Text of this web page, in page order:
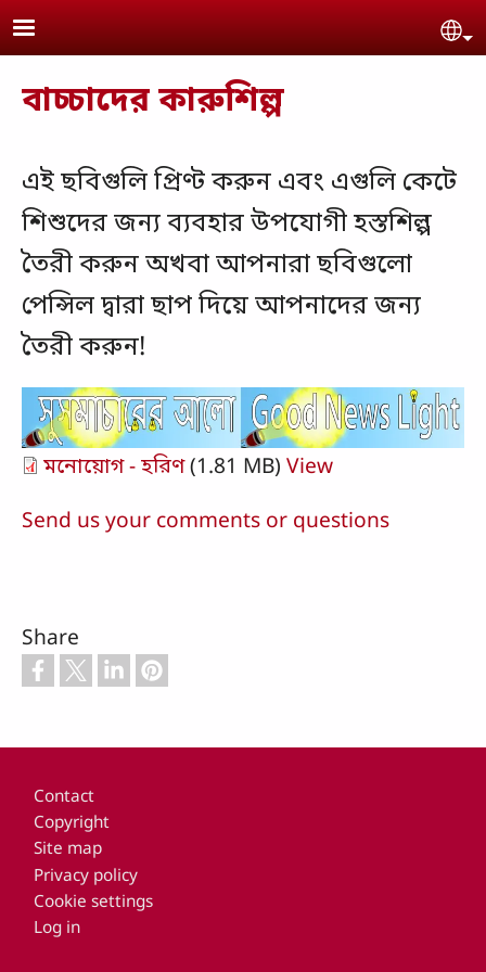
Skip to main content
বাচ্চাদের কারুশিল্প
এই ছবিগুলি প্রিণ্ট করুন এবং এগুলি কেটে
শিশুদের জন্য ব্যবহার উপযোগীহস্তশিল্প
তৈরী করুন অখবা আপনারা ছবিগুলো
পেন্সিল দ্বারা ছাপ দিয়ে আপনাদের জন্য
তৈরী করুন!
মনোয়োগ - হরিণ(1.81 MB) View
Send us your comments or questions
Share
Footer
Contact
Copyright
Site map
Privacy policy
Cookie settings
Log in